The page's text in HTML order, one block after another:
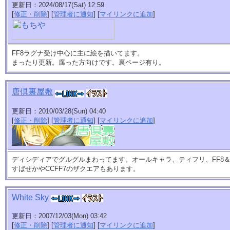
更新日：2024/08/17(Sat) 12:59
[修正・削除] [管理者に通知] [マイリンクに追加]
FF8ラグナ受け中心に主に絵を描いてます。
まったり更新。腐った方向けです。裏ページ有り。
唐倶裏屋敷
更新日：2010/03/28(Sun) 04:40
[修正・削除] [管理者に通知] [マイリンクに追加]
ディシディアでグルグルまわってます。オールキャラ、ティフリ、FF8＆
すばせかやCCFF7のザクエアもあります。
White Sky
更新日：2007/12/03(Mon) 03:42
[修正・削除] [管理者に通知] [マイリンクに追加]